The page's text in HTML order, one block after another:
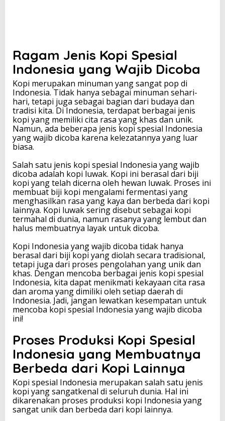
Ragam Jenis Kopi Spesial
Indonesia yang Wajib Dicoba
Kopi merupakan minuman yang sangat pop di
Indonesia. Tidak hanya sebagai minuman sehari-
hari, tetapi juga sebagai bagian dari budaya dan
tradisi kita. Di Indonesia, terdapat berbagai jenis
kopi yang memiliki cita rasa yang khas dan unik.
Namun, ada beberapa jenis kopi spesial Indonesia
yang wajib dicoba karena kelezatannya yang luar
biasa.
Salah satu jenis kopi spesial Indonesia yang wajib
dicoba adalah kopi luwak. Kopi ini berasal dari biji
kopi yang telah dicerna oleh hewan luwak. Proses ini
membuat biji kopi mengalami fermentasi yang
menghasilkan rasa yang kaya dan berbeda dari kopi
lainnya. Kopi luwak sering disebut sebagai kopi
termahal di dunia, namun rasanya yang lembut dan
halus membuatnya layak untuk dicoba.
Kopi Indonesia yang wajib dicoba tidak hanya
berasal dari biji kopi yang diolah secara tradisional,
tetapi juga dari proses pengolahan yang unik dan
khas. Dengan mencoba berbagai jenis kopi spesial
Indonesia, kita dapat menikmati kekayaan cita rasa
dan aroma yang dimiliki oleh setiap daerah di
Indonesia. Jadi, jangan lewatkan kesempatan untuk
mencoba kopi spesial Indonesia yang wajib dicoba
ini!
Proses Produksi Kopi Spesial
Indonesia yang Membuatnya
Berbeda dari Kopi Lainnya
Kopi spesial Indonesia merupakan salah satu jenis
kopi yang sangatkenal di seluruh dunia. Hal ini
dikarenakan proses produksi kopi Indonesia yang
sangat unik dan berbeda dari kopi lainnya.